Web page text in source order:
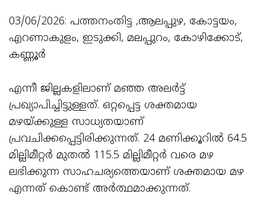
03/06/2026: പത്തനംതിട്ട ,ആലപ്പുഴ, കോട്ടയം,
എറണാകുളം, ഇടുക്കി, മലപ്പുറം, കോഴിക്കോട്,
കണ്ണൂർ
എന്നീ ജില്ലകളിലാണ് മഞ്ഞ അലർട്ട്
പ്രഖ്യാപിച്ചിട്ടുള്ളത്. ഒറ്റപ്പെട്ട ശക്തമായ
മഴയ്ക്കുള്ള സാധ്യതയാണ്
പ്രവചിക്കപ്പെട്ടിരിക്കുന്നത്. 24 മണിക്കൂറിൽ 64.5
മില്ലിമീറ്റർ മുതൽ 115.5 മില്ലിമീറ്റർ വരെ മഴ
ലഭിക്കുന്ന സാഹചര്യത്തെയാണ് ശക്തമായ മഴ
എന്നത് കൊണ്ട് അർത്ഥമാക്കുന്നത്.